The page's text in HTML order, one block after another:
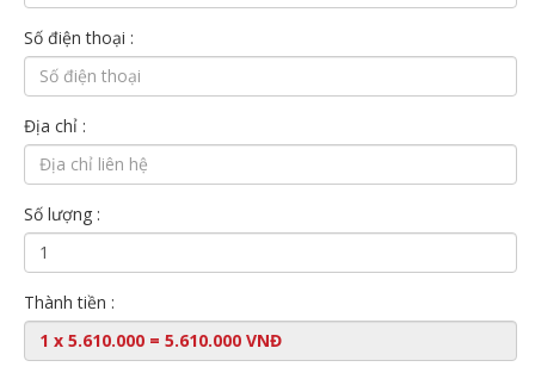
Số điện thoại :
Địa chỉ :
Số lượng :
Thành tiền :